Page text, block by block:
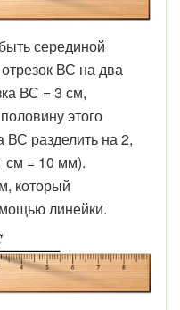
серединой
ВС на два
ВС = 3 см,
этого
ВС разделить на 2,
см = 10 мм).
который
линейки.